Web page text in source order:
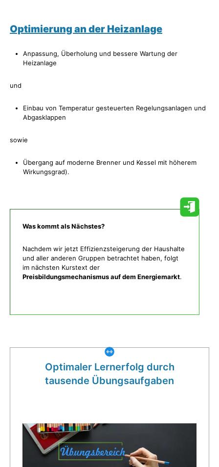
Optimierung an der Heizanlage
Anpassung, Überholung und bessere Wartung der
Heizanlage
und
Einbau von Temperatur gesteuerten Regelungsanlagen und
Abgasklappen
sowie
Übergang auf moderne Brenner und Kessel mit höherem
Wirkungsgrad).
Was kommt als Nächstes?
Nachdem wir jetzt Effizienzsteigerung der Haushalte
und aller anderen Gruppen betrachtet haben, folgt
im nächsten Kurstext der
Preisbildungsmechanismus auf dem Energiemarkt.
Optimaler Lernerfolg durch
tausende Übungsaufgaben